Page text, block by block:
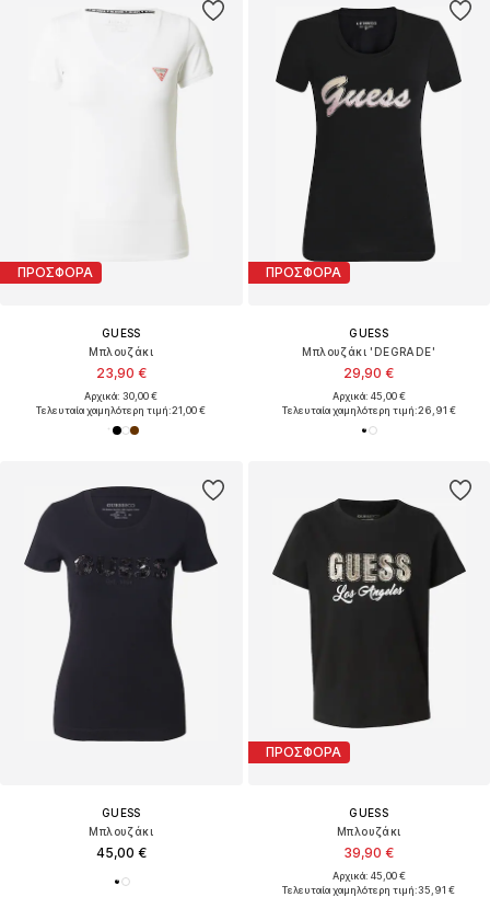
ΠΡΟΣΦΟΡΑ
GUESS
Μπλουζάκι
23,90 €
Αρχικά: 30,00 €
Τελευταία χαμηλότερη τιμή:21,00 €
ΠΡΟΣΦΟΡΑ
GUESS
Μπλουζάκι 'DEGRADE'
29,90 €
Αρχικά: 45,00 €
Τελευταία χαμηλότερη τιμή:26,91 €
GUESS
Μπλουζάκι
45,00 €
ΠΡΟΣΦΟΡΑ
GUESS
Μπλουζάκι
39,90 €
Αρχικά: 45,00 €
Τελευταία χαμηλότερη τιμή:35,91 €